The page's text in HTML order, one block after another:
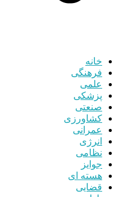
خانه
فرهنگی
علمی
پزشکی
صنعتی
کشاورزی
عمرانی
انرژی
نظامی
جوایز
هسته ای
قضایی